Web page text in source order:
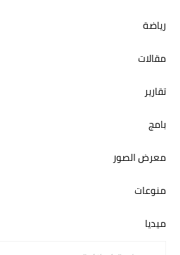
رياضة
مقالات
تقارير
بامج
معرض الصور
منوعات
ميديا